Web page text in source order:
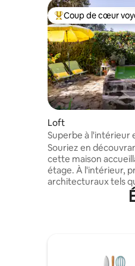
Coups de cœur
Coup de cœur
Loft
Superbe à l'intérieur
penthouse avec
piscine
Souriez en
cette maison
étage. À l'intérieur, profitez des détails
architecturaux tels
et le plafond
70 % de la
maintenant, d'une